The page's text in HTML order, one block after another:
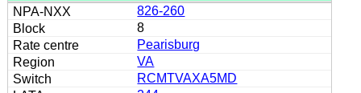
826-260
8
Pearisburg
VA
RCMTVAXA5MD